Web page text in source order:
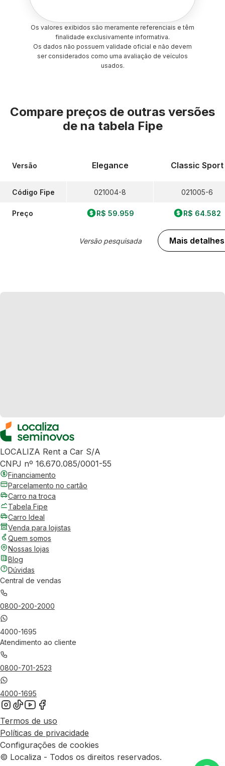
Os valores exibidos são meramente referenciais e têm
finalidade exclusivamente informativa.
Os dados não possuem validade oficial e não devem
ser considerados como uma avaliação de veículos
usados.
Compare preços de outras versões
de na tabela Fipe
Versão
Código Fipe
Preço
Elegance
021004-8
R$ 59.959
Versão pesquisada
Classic Sport
021005-6
R$ 64.582
Mais detalhes
LOCALIZA Rent a Car S/A
CNPJ nº 16.670.085/0001-55
Financiamento
Parcelamento no cartão
Carro na troca
Tabela Fipe
Carro Ideal
Venda para lojistas
Quem somos
Nossas lojas
Blog
Dúvidas
Central de vendas
0800-200-2000
4000-1695
Atendimento ao cliente
0800-701-2523
4000-1695
Termos de uso
Políticas de privacidade
Configurações de cookies
© Localiza - Todos os direitos reservados.